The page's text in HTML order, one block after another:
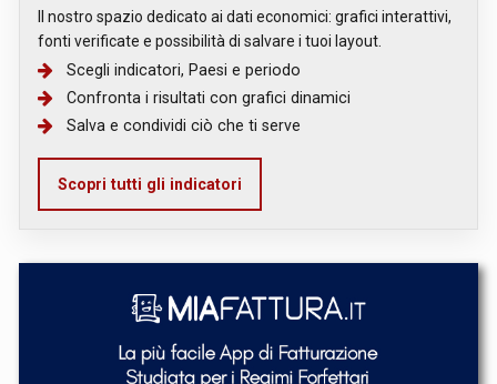
Il nostro spazio dedicato ai dati economici: grafici interattivi,
fonti verificate e possibilità di salvare i tuoi layout.
Scegli indicatori, Paesi e periodo
Confronta i risultati con grafici dinamici
Salva e condividi ciò che ti serve
Scopri tutti gli indicatori